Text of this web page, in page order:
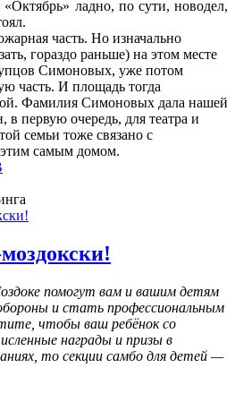
ладно, по сути, новодел,
часть. Но изначально
гораздо раньше) на этом месте
Симоновых, уже потом
часть. И площадь тогда
Фамилия Симоновых дала нашей
в первую очередь, для театра и
семьи тоже связано с
самым домом.
помогут вам и вашим детям
и стать профессиональным
чтобы ваш ребёнок со
награды и призы в
то секции самбо для детей —